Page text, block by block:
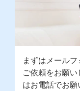
まずはメール
ご依頼をお願
はお電話でお願